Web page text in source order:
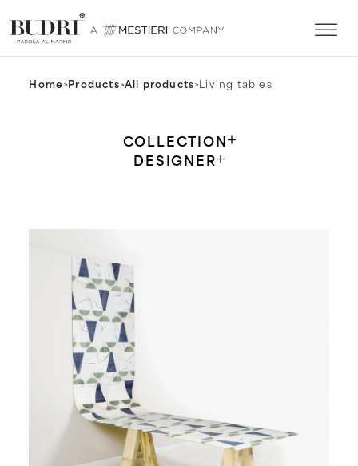
Home>Products>All products>Living tables
COLLECTION
DESIGNER